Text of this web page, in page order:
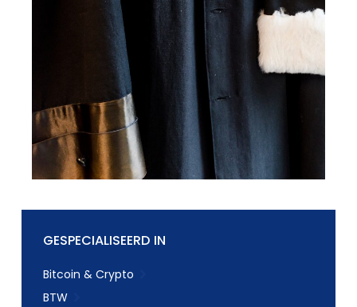
GESPECIALISEERD IN
Bitcoin & Crypto
BTW